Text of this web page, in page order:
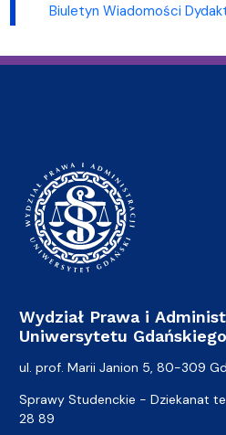
Biuletyn Wiadomości
Wydział Prawa i
Uniwersytetu Gdańskiego
ul. prof. Marii Janion 5, 80-309
Sprawy Studenckie - Dziekanat
28 89